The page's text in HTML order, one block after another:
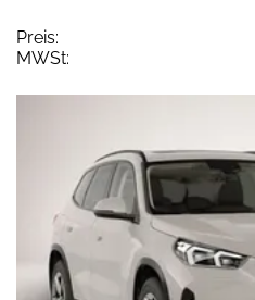
Preis:
MWSt: